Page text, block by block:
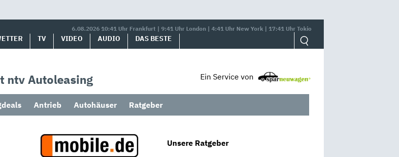
6.08.2026 10:41 Uhr Frankfurt | 9:41 Uhr London | 4:41 Uhr New York | 17:41 Uhr Tokio
TV VIDEO AUDIO DAS BESTE
ntv Autoleasing Ein Service von
Antrieb Autohäuser Ratgeber
Unsere Ratgeber